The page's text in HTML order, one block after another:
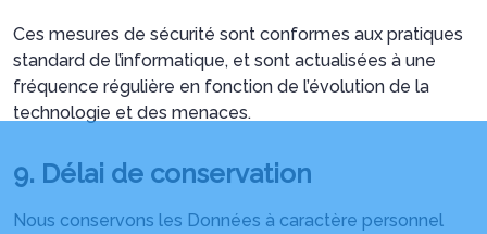
Ces mesures de sécurité sont conformes aux pratiques
standard de l’informatique, et sont actualisées à une
fréquence régulière en fonction de l’évolution de la
technologie et des menaces.
9. Délai de conservation
Nous conservons les Données à caractère personnel